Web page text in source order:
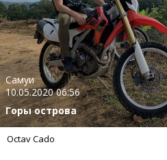
Самуи
10.05.2020 06:56
Горы острова
Octav Cado